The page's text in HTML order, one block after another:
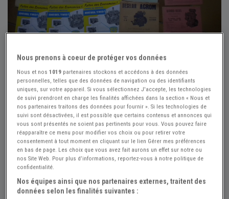
Réf : A716021 Actualisée le : 30/07/2026
Lot pubs AGROM CLM Richard Diesel
30 €
Vendeur Particulier
Nous prenons à coeur de protéger vos données
Nous et nos1019 partenaires stockons et accédons à des données
personnelles, telles que des données de navigation ou des identifiants
uniques, sur votre appareil. Si vous sélectionnez J'accepte, les technologies
de suivi prendront en charge les finalités affichées dans la section « Nous et
nos partenaires traitons des données pour fournir ». Si les technologies de
suivi sont désactivées, il est possible que certains contenus et annonces qui
vous sont présentés ne soient pas pertinents pour vous. Vous pouvez faire
réapparaître ce menu pour modifier vos choix ou pour retirer votre
consentement à tout moment en cliquant sur le lien Gérer mes préférences
en bas de page. Les choix que vous avez fait aurons un effet sur notre ou
nos Site Web. Pour plus d’informations, reportez-vous à notre politique de
confidentialité.
Nos équipes ainsi que nos partenaires externes, traitent des
données selon les finalités suivantes :